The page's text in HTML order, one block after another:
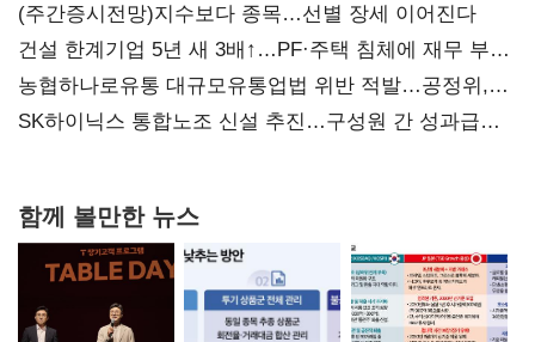
(주간증시전망)지수보다 종목…선별 장세 이어진다
건설 한계기업 5년 새 3배↑…PF·주택 침체에 재무 부담
확대
농협하나로유통 대규모유통업법 위반 적발…공정위,
과징금 4억6200만원 부과
SK하이닉스 통합노조 신설 추진…구성원 간 성과급
함께 볼만한 뉴스